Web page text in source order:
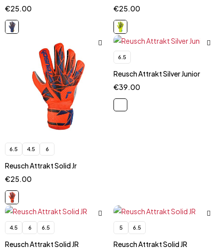
€25.00
€25.00
6.5 4.5 6
Reusch Attrakt Solid Jr
€25.00
6.5
Reusch Attrakt Silver Junior
€39.00
4.5 6 6.5
Reusch Attrakt Solid JR
5 6.5
Reusch Attrakt Solid JR